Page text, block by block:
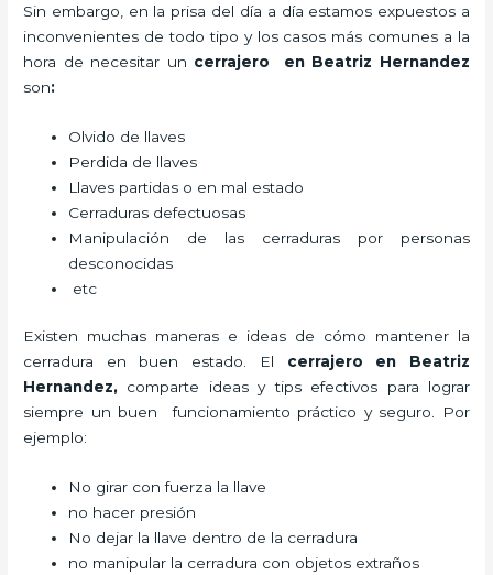
Sin embargo, en la prisa del día a día estamos expuestos a
inconvenientes de todo tipo y los casos más comunes a la
hora de necesitar un cerrajero en Beatriz Hernandez
son:
Olvido de llaves
Perdida de llaves
Llaves partidas o en mal estado
Cerraduras defectuosas
Manipulación de las cerraduras por personas
desconocidas
etc
Existen muchas maneras e ideas de cómo mantener la
cerradura en buen estado. El cerrajero en Beatriz
Hernandez, comparte ideas y tips efectivos para lograr
siempre un buen funcionamiento práctico y seguro. Por
ejemplo:
No girar con fuerza la llave
no hacer presión
No dejar la llave dentro de la cerradura
no manipular la cerradura con objetos extraños